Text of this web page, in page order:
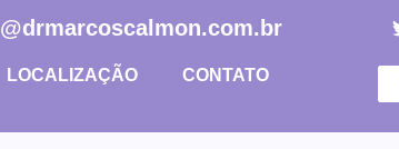
LOCALIZAÇÃO CONTATO